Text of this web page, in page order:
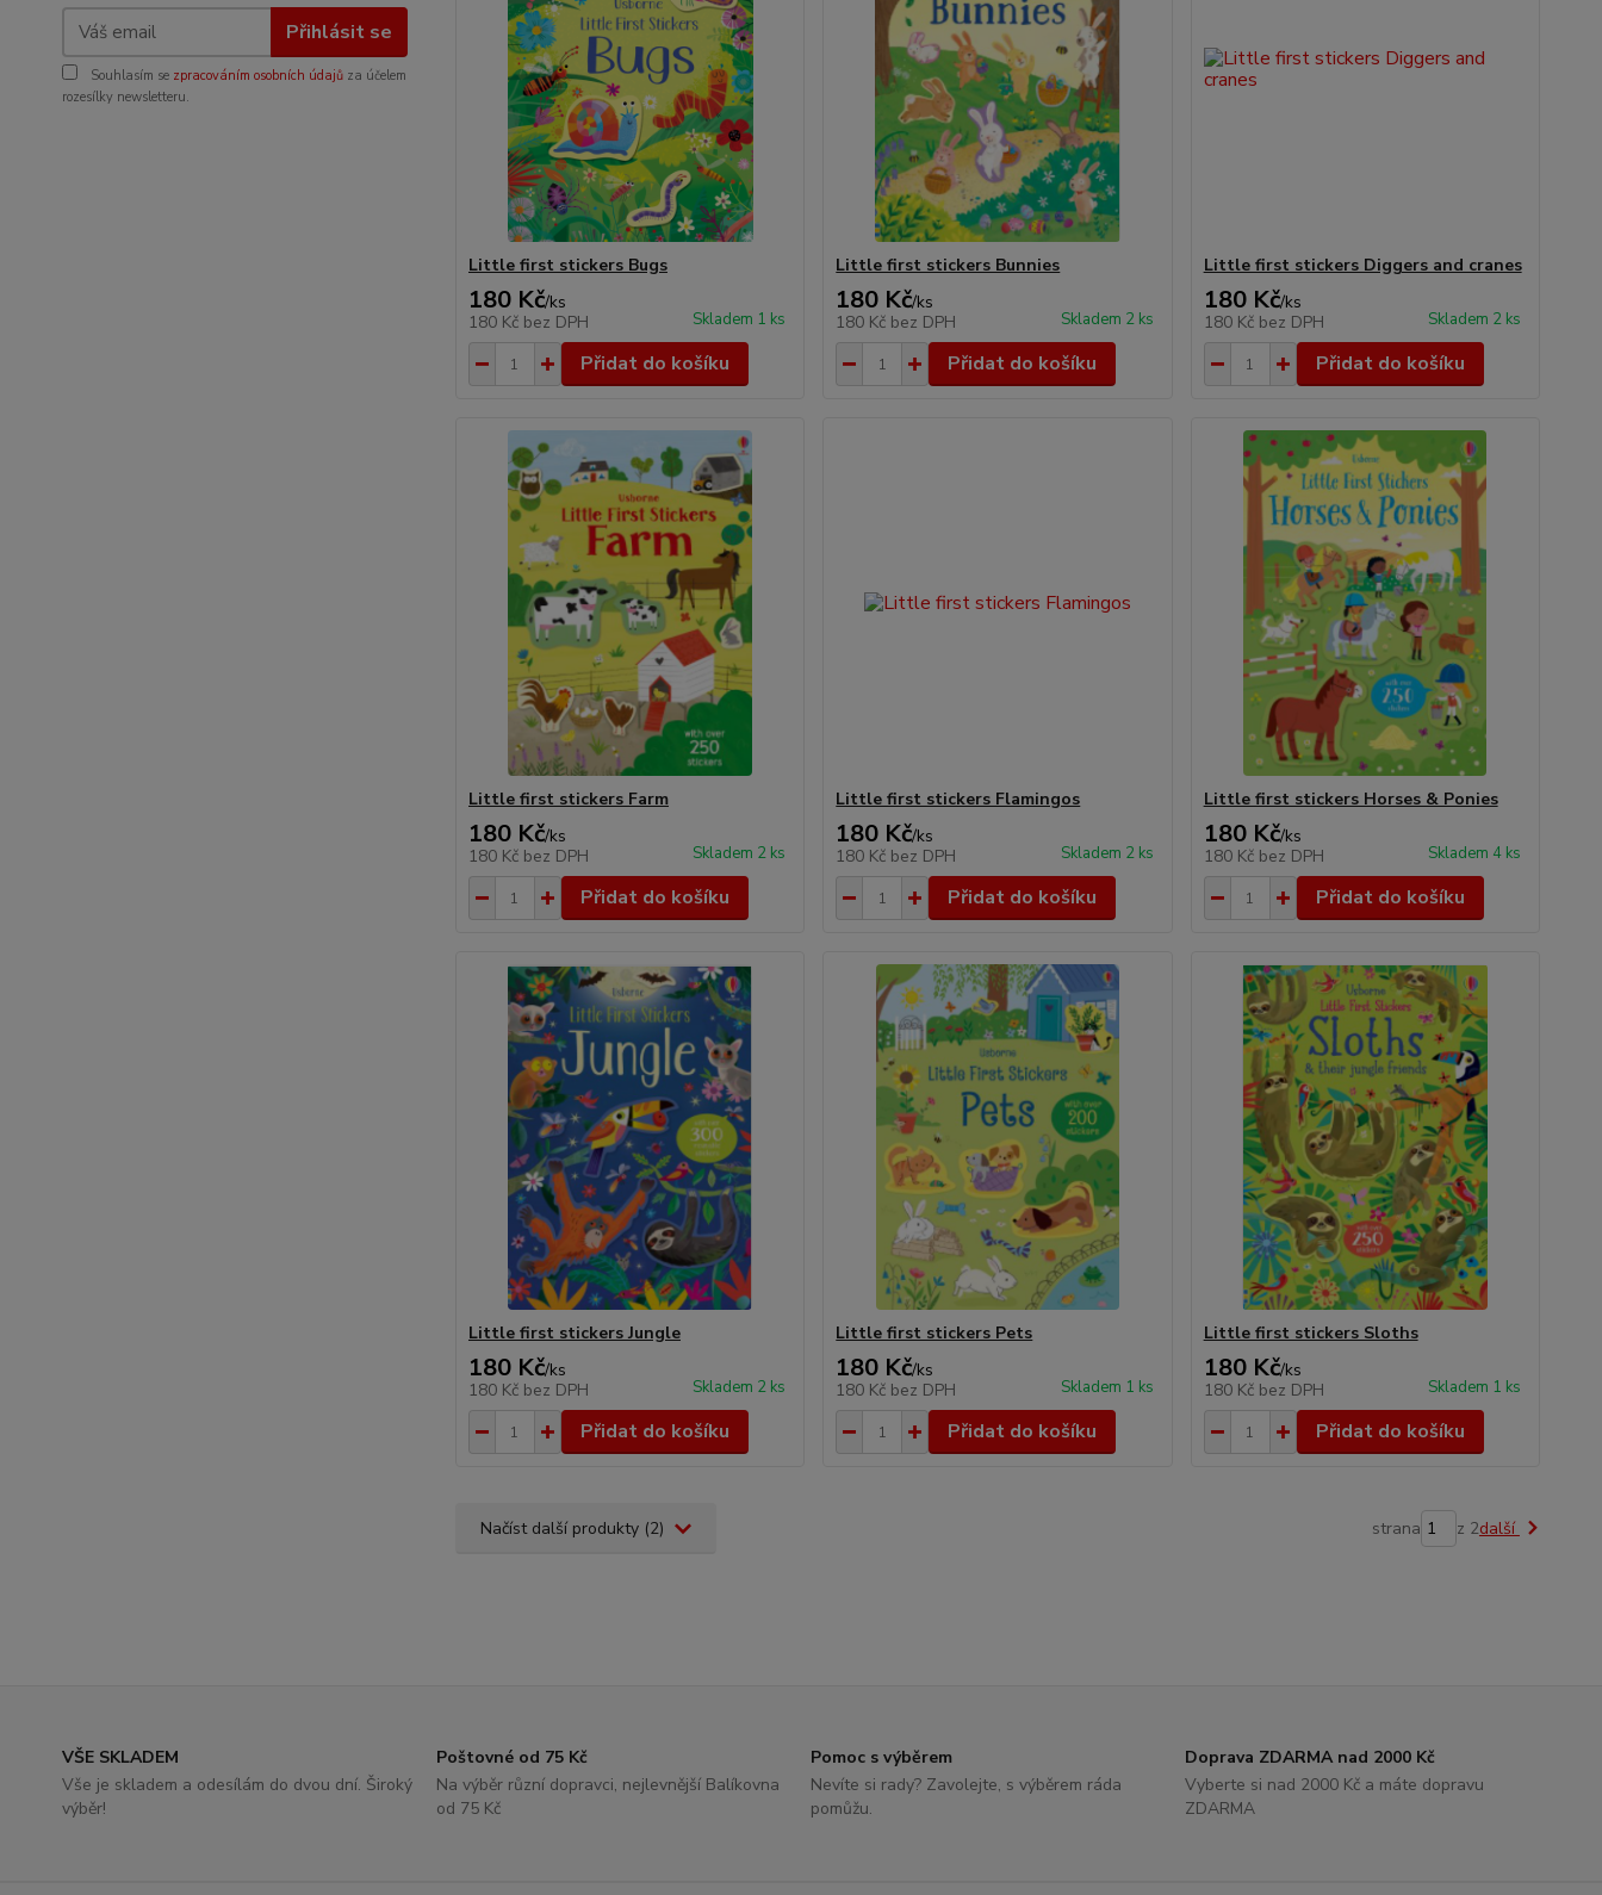
Přihlásit se
Souhlasím se zpracováním osobních údajů za účelem
rozesílky newsletteru.
Little first stickers Bugs
180 Kč/ks
180 Kč bez DPH Skladem 1 ks
Přidat do košíku
Little first stickers Bunnies
180 Kč/ks
180 Kč bez DPH Skladem 2 ks
Přidat do košíku
Little first stickers Diggers and cranes
180 Kč/ks
180 Kč bez DPH Skladem 2 ks
Přidat do košíku
Little first stickers Farm
180 Kč/ks
180 Kč bez DPH Skladem 2 ks
Přidat do košíku
Little first stickers Flamingos
180 Kč/ks
180 Kč bez DPH Skladem 2 ks
Přidat do košíku
Little first stickers Horses & Ponies
180 Kč/ks
180 Kč bez DPH Skladem 4 ks
Přidat do košíku
Little first stickers Jungle
180 Kč/ks
180 Kč bez DPH Skladem 2 ks
Přidat do košíku
Little first stickers Pets
180 Kč/ks
180 Kč bez DPH Skladem 1 ks
Přidat do košíku
Little first stickers Sloths
180 Kč/ks
180 Kč bez DPH Skladem 1 ks
Přidat do košíku
Načíst další produkty (2) strana z 2další
VŠE SKLADEM
Vše je skladem a odesílám do dvou dní. Široký
výběr!
Poštovné od 75 Kč
Na výběr různí dopravci, nejlevnější Balíkovna
od 75 Kč
Pomoc s výběrem
Nevíte si rady? Zavolejte, s výběrem ráda
pomůžu.
Doprava ZDARMA nad 2000 Kč
Vyberte si nad 2000 Kč a máte dopravu
ZDARMA